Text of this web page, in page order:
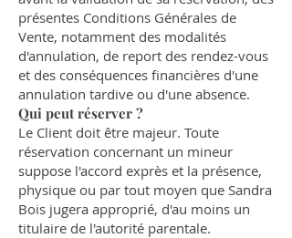
présentes Conditions Générales de
Vente, notamment des modalités
d'annulation, de report des rendez-vous
et des conséquences financières d'une
annulation tardive ou d'une absence.
Qui peut réserver ?
Le Client doit être majeur. Toute
réservation concernant un mineur
suppose l'accord exprès et la présence,
physique ou par tout moyen que Sandra
Bois jugera approprié, d'au moins un
titulaire de l'autorité parentale.